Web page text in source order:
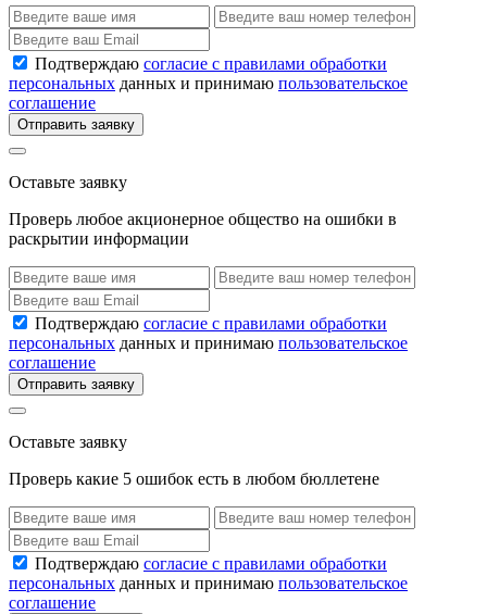
Подтверждаю согласие с правилами обработки
персональных данных и принимаю пользовательское
соглашение
Отправить заявку
Оставьте заявку
Проверь любое акционерное общество на ошибки в
раскрытии информации
Подтверждаю согласие с правилами обработки
персональных данных и принимаю пользовательское
соглашение
Отправить заявку
Оставьте заявку
Проверь какие 5 ошибок есть в любом бюллетене
Подтверждаю согласие с правилами обработки
персональных данных и принимаю пользовательское
соглашение